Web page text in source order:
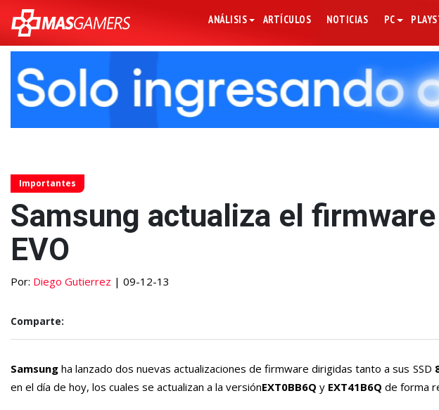
ANÁLISIS ARTÍCULOS NOTICIAS PC
Importantes
Samsung actualiza el
EVO
Por: Diego Gutierrez | 09-12-13
Comparte:
Samsung ha lanzado dos nuevas actualizaciones de firmware dirigidas tanto a sus SSD
en el día de hoy, los cuales se actualizan a la versiónEXT0BB6Q y EXT41B6Q de forma